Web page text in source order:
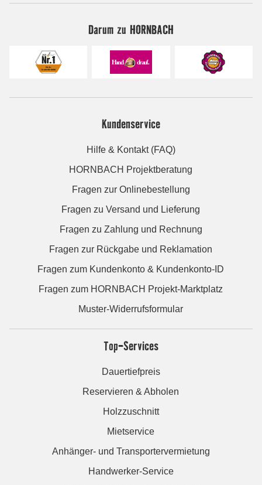
Darum zu HORNBACH
Kundenservice
Hilfe & Kontakt (FAQ)
HORNBACH Projektberatung
Fragen zur Onlinebestellung
Fragen zu Versand und Lieferung
Fragen zu Zahlung und Rechnung
Fragen zur Rückgabe und Reklamation
Fragen zum Kundenkonto & Kundenkonto-ID
Fragen zum HORNBACH Projekt-Marktplatz
Muster-Widerrufsformular
Top-Services
Dauertiefpreis
Reservieren & Abholen
Holzzuschnitt
Mietservice
Anhänger- und Transportervermietung
Handwerker-Service